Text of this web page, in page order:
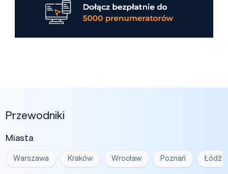
Przewodniki
Miasta
Warszawa Kraków Wrocław Poznań Łódź